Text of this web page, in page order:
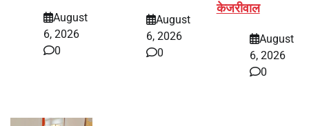
August
6, 2026
0
August
6, 2026
0
केजरीवाल
August
6, 2026
0